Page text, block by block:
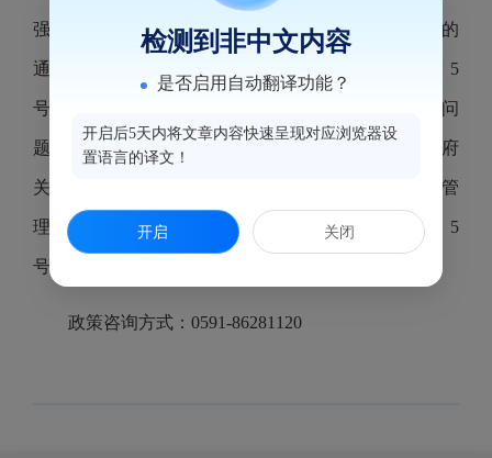
强鼓楼区历史文化街区长效管理实施办法（试行）〉的
通知》于2024年6月6日印发，文号为鼓政规〔2024〕5
号。因该文存在部分条款可能影响市场公平竞争等问
题，经区政府研究决定，废止《福州市鼓楼区人民政府
关于印发〈关于进一步加强鼓楼区历史文化街区长效管
理实施办法（试行）〉的通知》（鼓政规〔2024〕5
号）。
政策咨询方式：0591-86281120
检测到非中文内容
是否启用自动翻译功能？
开启后5天内将文章内容快速呈现对应浏览器设
置语言的译文！
开启 关闭